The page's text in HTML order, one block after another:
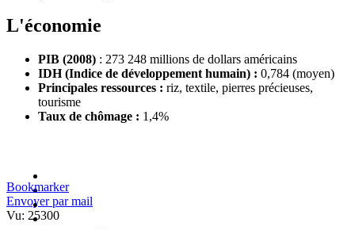
L'économie
PIB (2008) : 273 248 millions de dollars américains
IDH (Indice de développement humain) : 0,784 (moyen)
Principales ressources : riz, textile, pierres précieuses,
tourisme
Taux de chômage : 1,4%
Bookmarker
Envoyer par mail
Vu: 25300